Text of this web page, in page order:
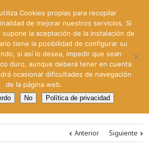
Anterior Siguiente
Cookies propias para recopilar
de mejorar nuestros servicios. Si
la aceptación de la instalación de
tiene la posibilidad de configurar su
si así lo desea, impedir que sean
duro, aunque deberá tener en cuenta
ocasionar dificultades de navegación
de la página web.
No Política de privacidad